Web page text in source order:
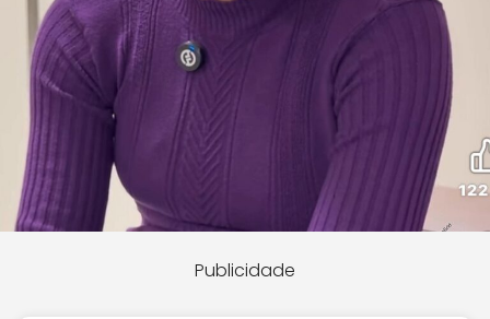
Publicidade